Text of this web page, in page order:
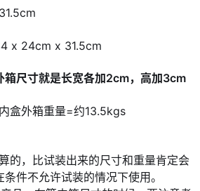
x 24cm x 31.5cm
箱尺寸就是长宽各加2cm，高加3cm
盒外箱重量=约13.5kgs
的，比试装出来的尺寸和重量肯定会
件不允许试装的情况下使用。